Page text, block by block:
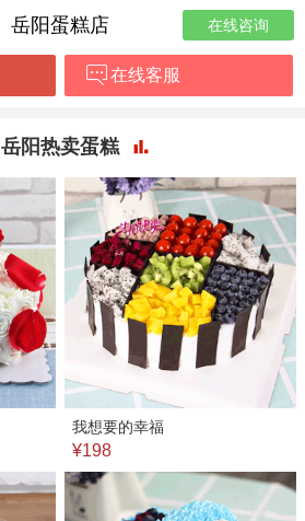
岳阳蛋糕店 在线咨询
在线客服
岳阳热卖蛋糕
我想要的幸福
¥198